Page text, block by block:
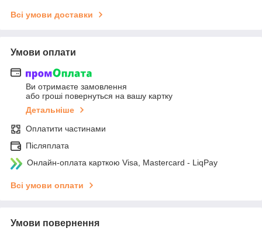
Всі умови доставки
Умови оплати
Ви отримаєте замовлення
або гроші повернуться на вашу картку
Детальніше
Оплатити частинами
Післяплата
Онлайн-оплата карткою Visa, Mastercard - LiqPay
Всі умови оплати
Умови повернення